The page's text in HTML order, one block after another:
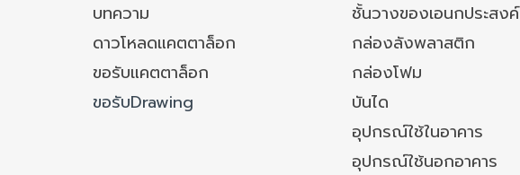
บทความ
ชั้นวางของเอนกประสงค์
ดาวโหลดแคตตาล็อก
กล่องลังพลาสติก
ขอรับแคตตาล็อก
กล่องโฟม
ขอรับDrawing
บันได
อุปกรณ์ใช้ในอาคาร
อุปกรณ์ใช้นอกอาคาร